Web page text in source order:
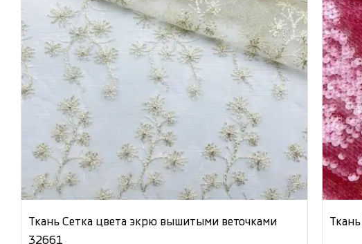
Ткань Сетка цвета экрю вышитыми веточками
32661